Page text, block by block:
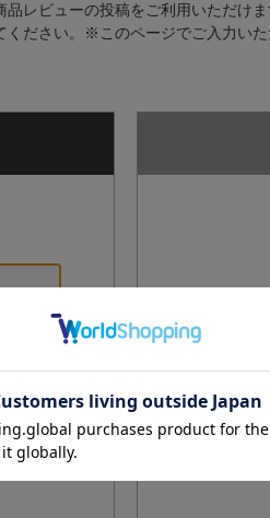
レビューの投稿をご利用いただけ
ださい。※このページでご入力い
GPPオン
は、こちら